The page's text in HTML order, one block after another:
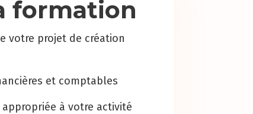
formation
votre projet de création
et comptables
à votre activité